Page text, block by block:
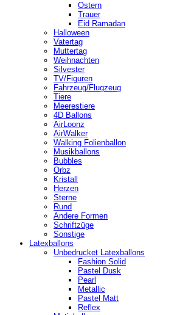
Ostern
Trauer
Eid Ramadan
Halloween
Vatertag
Muttertag
Weihnachten
Silvester
TV/Figuren
Fahrzeug/Flugzeug
Tiere
Meerestiere
4D Ballons
AirLoonz
AirWalker
Walking Folienballon
Musikballons
Bubbles
Orbz
Kristall
Herzen
Sterne
Rund
Andere Formen
Schriftzüge
Sonstige
Latexballons
Unbedrucket Latexballons
Fashion Solid
Pastel Dusk
Pearl
Metallic
Pastel Matt
Reflex